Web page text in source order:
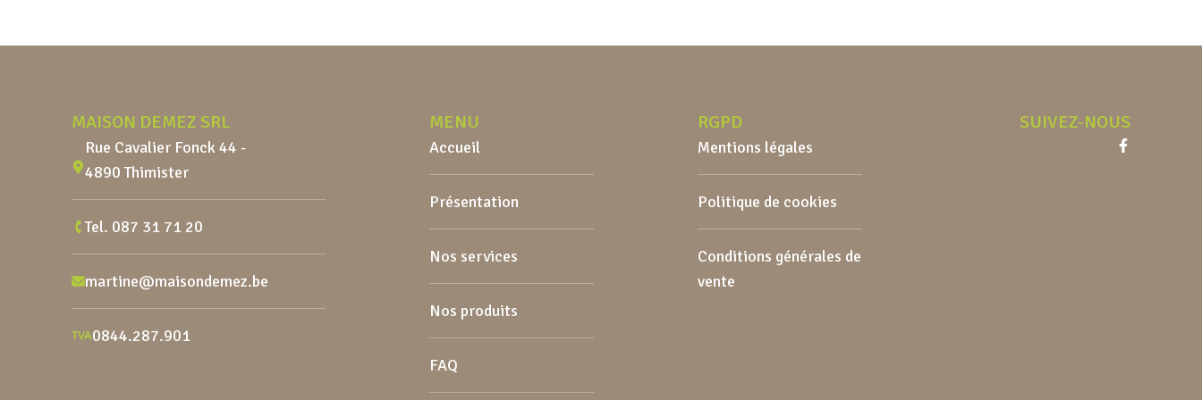
MAISON DEMEZ SRL
Rue Cavalier Fonck 44 -
4890 Thimister
Tel. 087 31 71 20
martine@maisondemez.be
TVA0844.287.901
MENU
Accueil
Présentation
Nos services
Nos produits
FAQ
RGPD
Mentions légales
Politique de cookies
Conditions générales de
vente
SUIVEZ-NOUS
Facebook